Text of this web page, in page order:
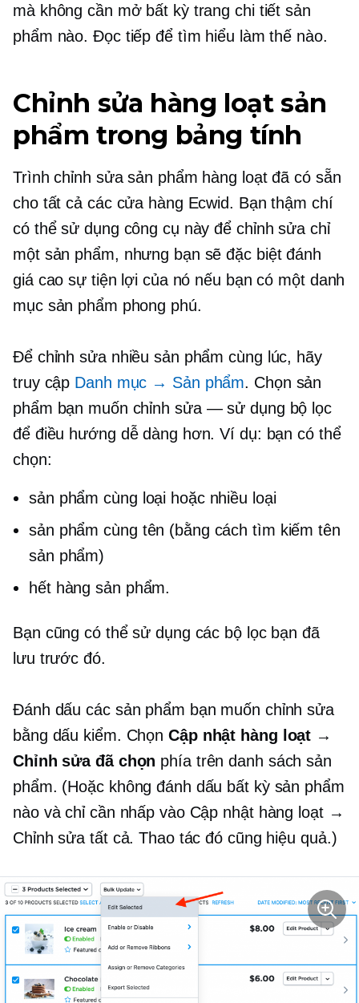
mà không cần mở bất kỳ trang chi tiết sản
phẩm nào. Đọc tiếp để tìm hiểu làm thế nào.
Chỉnh sửa hàng loạt sản
phẩm trong bảng tính
Trình chỉnh sửa sản phẩm hàng loạt đã có sẵn
cho tất cả các cửa hàng Ecwid. Bạn thậm chí
có thể sử dụng công cụ này để chỉnh sửa chỉ
một sản phẩm, nhưng bạn sẽ đặc biệt đánh
giá cao sự tiện lợi của nó nếu bạn có một danh
mục sản phẩm phong phú.
Để chỉnh sửa nhiều sản phẩm cùng lúc, hãy
truy cập Danh mục → Sản phẩm. Chọn sản
phẩm bạn muốn chỉnh sửa — sử dụng bộ lọc
để điều hướng dễ dàng hơn. Ví dụ: bạn có thể
chọn:
sản phẩm cùng loại hoặc nhiều loại
sản phẩm cùng tên (bằng cách tìm kiếm tên
sản phẩm)
hết hàng sản phẩm.
Bạn cũng có thể sử dụng các bộ lọc bạn đã
lưu trước đó.
Đánh dấu các sản phẩm bạn muốn chỉnh sửa
bằng dấu kiểm. Chọn Cập nhật hàng loạt →
Chỉnh sửa đã chọn phía trên danh sách sản
phẩm. (Hoặc không đánh dấu bất kỳ sản phẩm
nào và chỉ cần nhấp vào Cập nhật hàng loạt →
Chỉnh sửa tất cả. Thao tác đó cũng hiệu quả.)